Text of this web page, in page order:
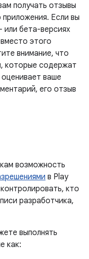
получать отзывы
приложения. Если вы
или бета-версиях
этого
внимание, что
которые содержат
ваше
его отзыв
возможность
в Play
кто
разработчика,
выполнять
как: